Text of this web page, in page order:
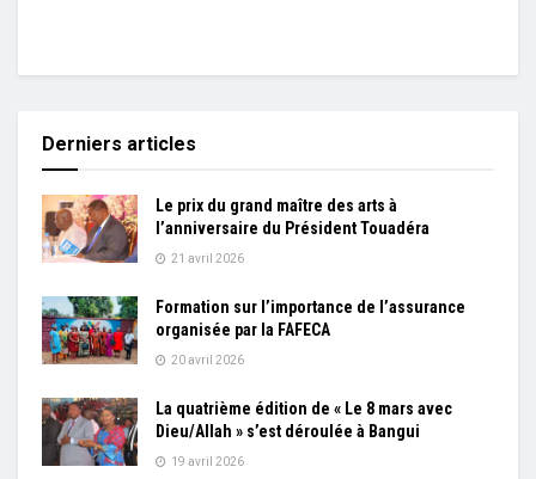
Derniers articles
Le prix du grand maître des arts à
l’anniversaire du Président Touadéra
21 avril 2026
Formation sur l’importance de l’assurance
organisée par la FAFECA
20 avril 2026
La quatrième édition de « Le 8 mars avec
Dieu/Allah » s’est déroulée à Bangui
19 avril 2026